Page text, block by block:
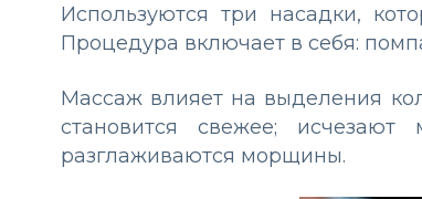
Используются три насадки,
Процедура включает в себя:
Массаж влияет на выделения
становится свежее;
разглаживаются морщины.